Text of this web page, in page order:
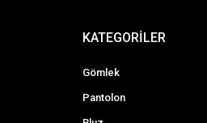
KATEGORİLER
Gömlek
Pantolon